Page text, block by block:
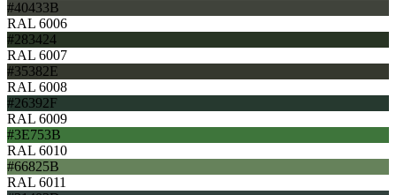
#40433B
RAL 6006
#283424
RAL 6007
#35382E
RAL 6008
#26392F
RAL 6009
#3E753B
RAL 6010
#66825B
RAL 6011